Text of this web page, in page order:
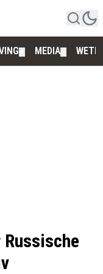
MEDIA